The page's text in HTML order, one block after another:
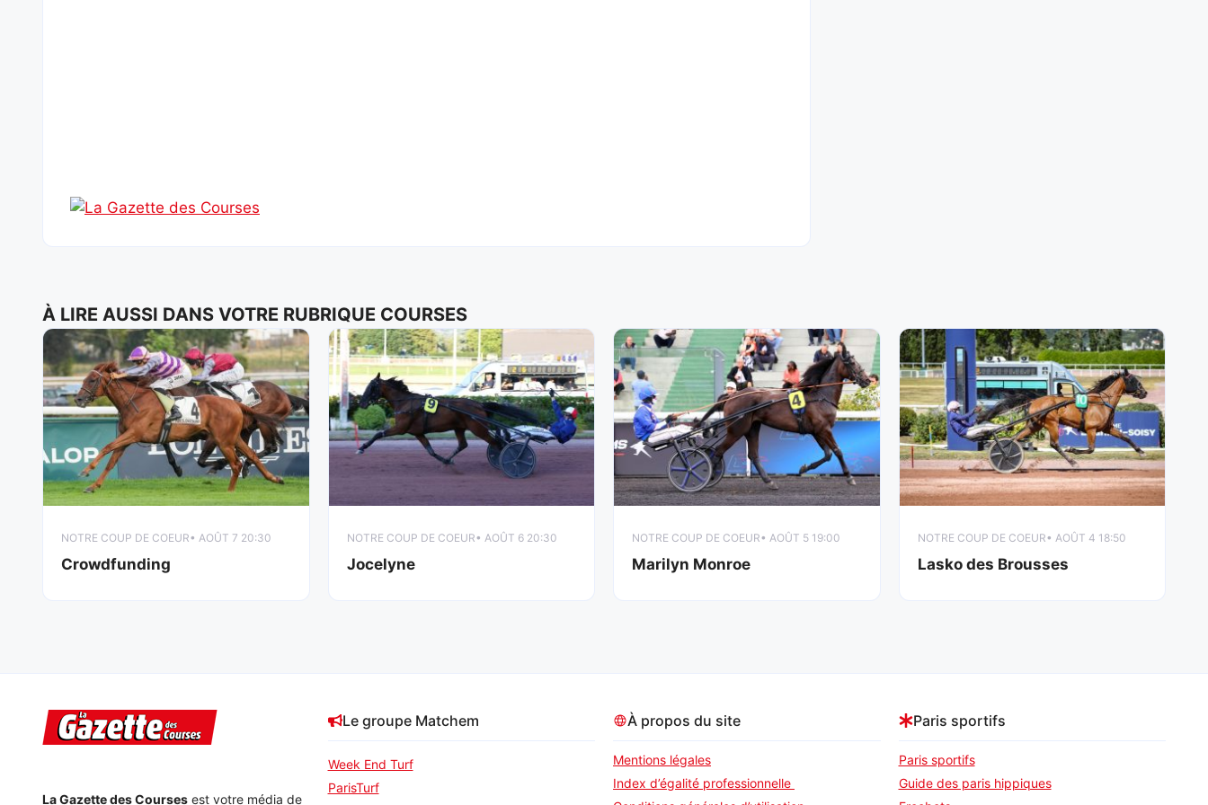
À LIRE AUSSI DANS VOTRE RUBRIQUE COURSES
NOTRE COUP DE COEUR• AOÛT 7 20:30
Crowdfunding
NOTRE COUP DE COEUR• AOÛT 6 20:30
Jocelyne
NOTRE COUP DE COEUR• AOÛT 5 19:00
Marilyn Monroe
NOTRE COUP DE COEUR• AOÛT 4 18:50
Lasko des Brousses
La Gazette des Courses est votre média de
Le groupe Matchem
Week End Turf
ParisTurf
À propos du site
Mentions légales
Index d’égalité professionnelle
Paris sportifs
Paris sportifs
Guide des paris hippiques